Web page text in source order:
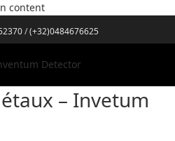
content
/(+32)0484676625
– Invetum